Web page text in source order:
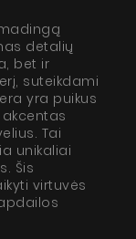
detalių
bet ir
suteikdami
yra puikus
Tai
unikaliai
Šis
virtuvės